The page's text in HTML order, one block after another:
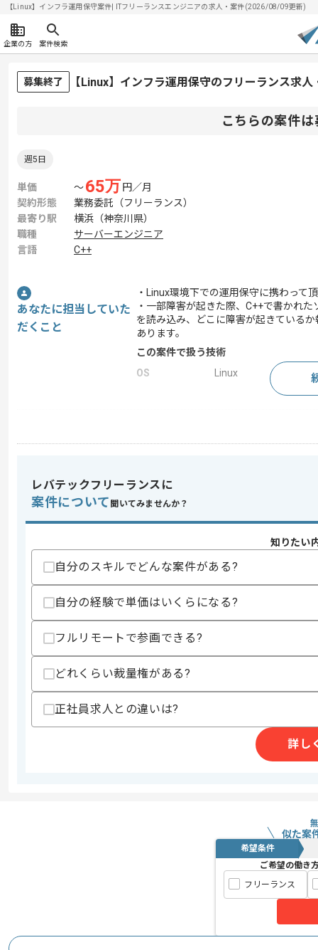
【Linux】インフラ運用保守案件| ITフリーランスエンジニアの求人・案件(2026/08/09更新)
企業の方 案件検索
募集終了 【Linux】インフラ運用保守のフリーランス求人
こちらの案件
週5日
単価 〜65万 円／月
契約形態
業務委託（フリーランス）
最寄り駅
横浜（神奈川県）
職種
サーバーエンジニア
言語
C++
あなたに担当していた
だくこと
・Linux環境下での運用保守に携わって
・一部障害が起きた際、C++で書かれた
を読み込み、どこに障害が起きている
あります。
この案件で扱う技術
OS
Linux
スキル
・Linux運用保守経験
歓迎スキル
・C++での開発経験
上記に似た経験やスキルをお持ちであれば
精算・お支払い
精算条件
有
その他募集要項
商談回数
2016/04/01
大人数での開発となりますので、
複雑な数式を考えプログラミングして
レバテックフリーランスに
案件について 聞いてみませんか？
知りたい
自分のスキルでどんな案件がある?
自分の経験で単価はいくらになる?
フルリモートで参画できる?
どれくらい裁量権がある?
正社員求人との違いは?
詳し
似た案
希望条件
ご希望の働き
フリーランス